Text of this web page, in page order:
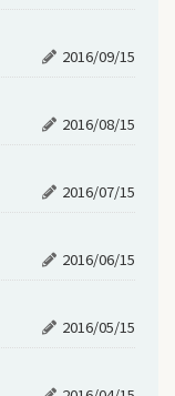
2016/09/15
2016/08/15
2016/07/15
2016/06/15
2016/05/15